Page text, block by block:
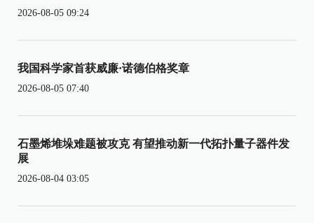
2026-08-05 09:24
我国科学家首获威廉·诺德伯格奖章
2026-08-05 07:40
石墨烯堆垛难题被攻克 有望推动新一代拓扑量子器件发
展
2026-08-04 03:05